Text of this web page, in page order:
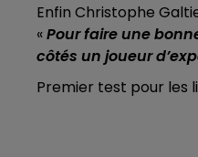
- 12h00
DU WEEK-END
Enfin Christophe
«Pour faire une
côtés un joueur
Premier test pour les